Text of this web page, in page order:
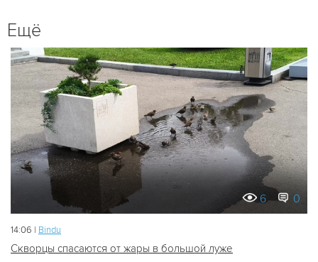
Ещё
6 0
14:06 | Bindu
Скворцы спасаются от жары в большой луже